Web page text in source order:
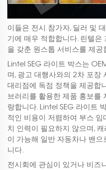
이들은 전시 참가자, 딜러 및
기에 매우 적합합니다. 린텔
을 갖춘 원스톱 서비스를 제공
Lintel SEG 라이트 박스는
며, 광고 대행사와의 2차 포장
대리점에 독점 정책을 제공합
브러리를 활용한 제품 홍보를
랑합니다. Lintel SEG 라이트
적인 비용이 저렴하여 부스
치 인력이 필요하지 않으며,
이 가능해 일반 자동차나 밴
니다.
전시회에 관심이 있거나 비즈